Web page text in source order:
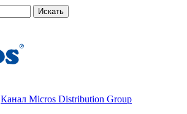
Искать
Канал Micros Distribution Group